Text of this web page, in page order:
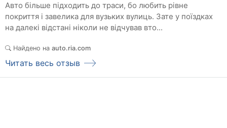
Авто більше підходить до траси, бо любить рівне
покриття і завелика для вузьких вулиць. Зате у поїздках
на далекі відстані ніколи не відчував вто...
Найдено на auto.ria.com
Читать весь отзыв